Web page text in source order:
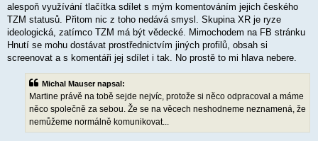
alespoň využívání tlačítka sdílet s mým komentováním jejich českého
TZM statusů. Přitom nic z toho nedává smysl. Skupina XR je ryze
ideologická, zatímco TZM má být vědecké. Mimochodem na FB stránku
Hnutí se mohu dostávat prostřednictvím jiných profilů, obsah si
screenovat a s komentáři jej sdílet i tak. No prostě to mi hlava nebere.
Michal Mauser napsal:
Martine právě na tobě sejde nejvíc, protože si něco odpracoval a máme
něco společně za sebou. Že se na věcech neshodneme neznamená, že
nemůžeme normálně komunikovat...